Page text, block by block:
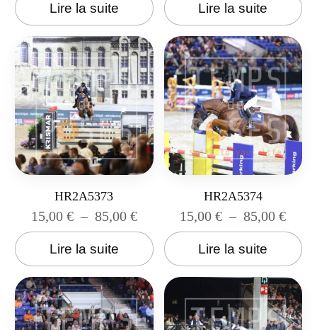
Lire la suite Lire la suite
HR2A5373
15,00 € – 85,00 €
Lire la suite
HR2A5374
15,00€ – 85,00€
Lire la suite